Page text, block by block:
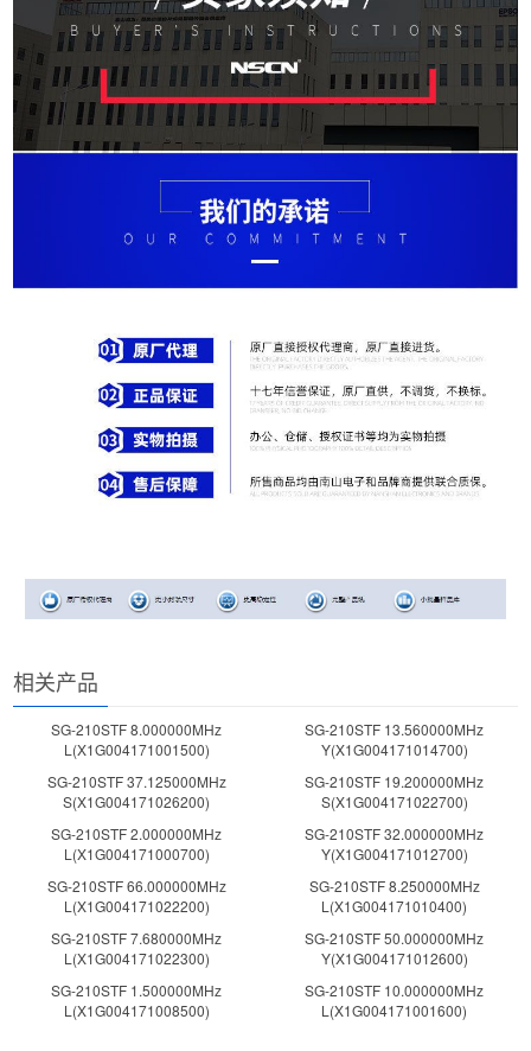
相关产品
SG-210STF 8.000000MHz
L(X1G004171001500)
SG-210STF 13.560000MHz
Y(X1G004171014700)
SG-210STF 37.125000MHz
S(X1G004171026200)
SG-210STF 19.200000MHz
S(X1G004171022700)
SG-210STF 2.000000MHz
L(X1G004171000700)
SG-210STF 32.000000MHz
Y(X1G004171012700)
SG-210STF 66.000000MHz
L(X1G004171022200)
SG-210STF 8.250000MHz
L(X1G004171010400)
SG-210STF 7.680000MHz
L(X1G004171022300)
SG-210STF 50.000000MHz
Y(X1G004171012600)
SG-210STF 1.500000MHz
L(X1G004171008500)
SG-210STF 10.000000MHz
L(X1G004171001600)